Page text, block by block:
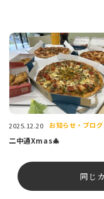
2025.12.20 お知らせ・ブログ
二中通Xmas🎄
同じ